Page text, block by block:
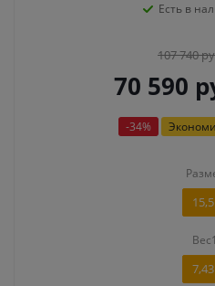
Есть в
107 740
70 590
-34%
15,5
Вес1
7,43